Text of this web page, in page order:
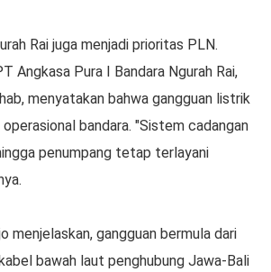
Rai juga menjadi prioritas PLN.
Angkasa Pura I Bandara Ngurah Rai,
menyatakan bahwa gangguan listrik
bandara. "Sistem cadangan
penumpang tetap terlayani
menjelaskan, gangguan bermula dari
bawah laut penghubung Jawa-Bali